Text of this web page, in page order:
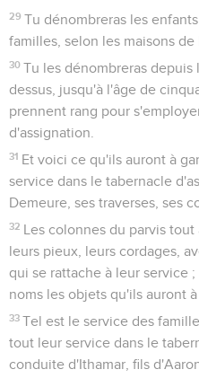
29 Tu dénombreras les
familles, selon les maisons de
30 Tu les dénombreras
dessus, jusqu'à l'âge de
prennent rang pour
d'assignation.
31 Et voici ce qu'ils auront à
service dans le tabernacle
Demeure, ses traverses, ses
32 Les colonnes du parvis tout
leurs pieux, leurs cordages,
qui se rattache à leur service
noms les objets qu'ils auront
33 Tel est le service des
tout leur service dans le
conduite d'Ithamar, fils